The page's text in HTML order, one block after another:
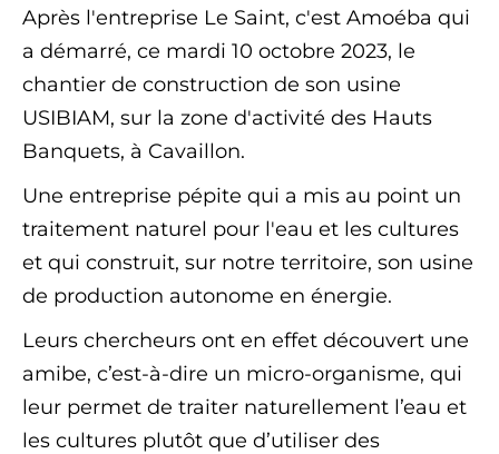
Après l'entreprise Le Saint, c'est Amoéba qui
a démarré, ce mardi 10 octobre 2023, le
chantier de construction de son usine
USIBIAM, sur la zone d'activité des Hauts
Banquets, à Cavaillon.
Une entreprise pépite qui a mis au point un
traitement naturel pour l'eau et les cultures
et qui construit, sur notre territoire, son usine
de production autonome en énergie.
Leurs chercheurs ont en effet découvert une
amibe, c’est-à-dire un micro-organisme, qui
leur permet de traiter naturellement l’eau et
les cultures plutôt que d’utiliser des